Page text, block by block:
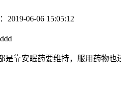
2019-06-06 15:05:12
安眠药要维持，服用药物也